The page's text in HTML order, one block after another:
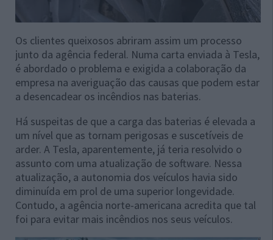
Os clientes queixosos abriram assim um processo
junto da agência federal. Numa carta enviada à Tesla,
é abordado o problema e exigida a colaboração da
empresa na averiguação das causas que podem estar
a desencadear os incêndios nas baterias.
Há suspeitas de que a carga das baterias é elevada a
um nível que as tornam perigosas e suscetíveis de
arder. A Tesla, aparentemente, já teria resolvido o
assunto com uma atualização de software. Nessa
atualização, a autonomia dos veículos havia sido
diminuída em prol de uma superior longevidade.
Contudo, a agência norte-americana acredita que tal
foi para evitar mais incêndios nos seus veículos.